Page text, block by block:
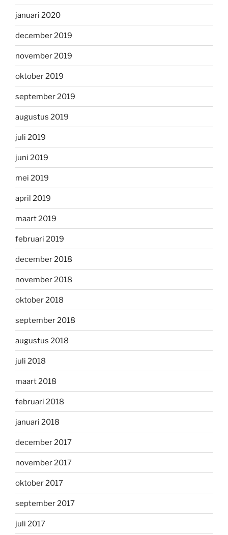
januari 2020
december 2019
november 2019
oktober 2019
september 2019
augustus 2019
juli 2019
juni 2019
mei 2019
april 2019
maart 2019
februari 2019
december 2018
november 2018
oktober 2018
september 2018
augustus 2018
juli 2018
maart 2018
februari 2018
januari 2018
december 2017
november 2017
oktober 2017
september 2017
juli 2017